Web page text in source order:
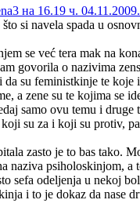
на 16.19 ч. 04.11.2009.
si navela spada u
se već tera mak na
govorila o nazivima
da su feministkinje te
a zene su te kojima se
samo ovu temu i
su za i koji su protiv,
zasto je to bas tako.
naziva psiholoskinjom,
sefa odeljenja u nekoj
i to je dokaz da nase